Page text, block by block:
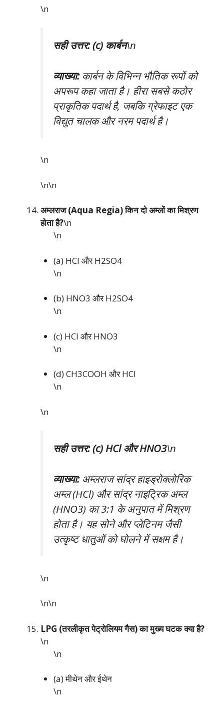
\n
सही उत्तर: (c) कार्बन\n
व्याख्या:कार्बन के विभिन्न भौतिक रूपों को
अपरूप कहा जाता है। हीरा सबसे कठोर
प्राकृतिक पदार्थ है, जबकि ग्रेफाइट एक
विद्युत चालक और नरम पदार्थ है।
\n
\n\n
अम्लराज (Aqua Regia) किन दो अम्लों का मिश्रण
होता है?\n
\n
(a) HCl और H2SO4
\n
(b) HNO3 और H2SO4
\n
(c) HCl और HNO3
\n
(d) CH3COOH और HCl
\n
\n
सही उत्तर: (c) HCl और HNO3\n
व्याख्या:अम्लराज सांद्र हाइड्रोक्लोरिक
अम्ल (HCl) और सांद्र नाइट्रिक अम्ल
(HNO3) का 3:1 के अनुपात में मिश्रण
होता है। यह सोने और प्लेटिनम जैसी
उत्कृष्ट धातुओं को घोलने में सक्षम है।
\n
\n\n
LPG (तरलीकृत पेट्रोलियम गैस) का मुख्य घटक क्या है?
\n
\n
(a) मीथेन और ईथेन
\n